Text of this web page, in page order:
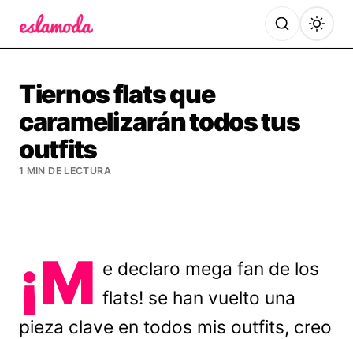
Tiernos flats que
caramelizarán todos tus
outfits
1 MIN DE LECTURA
¡M e declaro mega fan de los
flats! se han vuelto una
pieza clave en todos mis outfits, creo